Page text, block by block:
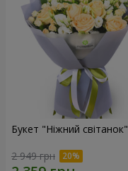
Букет "Ніжний світанок"
2 949 грн